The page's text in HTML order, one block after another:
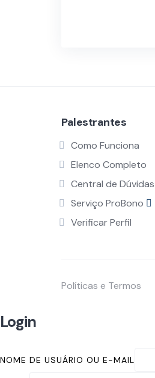
Palestrantes
Como Funciona
Elenco Completo
Central de Dúvidas
Serviço ProBono
Verificar Perfil
Políticas e Termos
Login
NOME DE USUÁRIO OU E-MAIL